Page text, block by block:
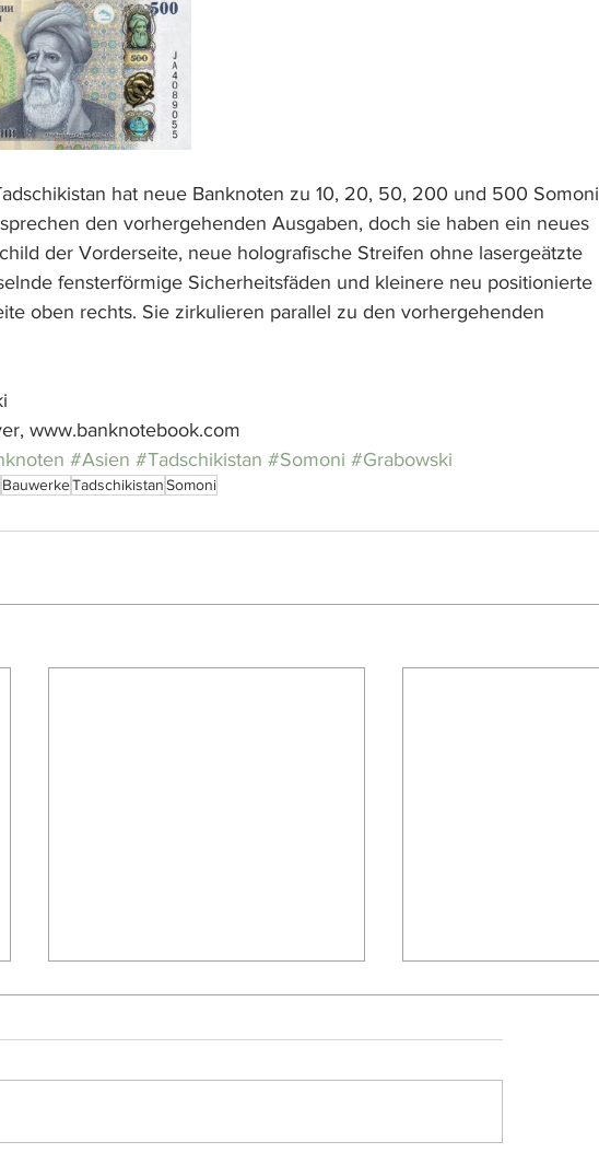
hat neue Banknoten zu 10, 20, 50, 200 und 500 Somoni
den vorhergehenden Ausgaben, doch sie haben ein neues
der Vorderseite, neue holografische Streifen ohne lasergeätzte
fensterförmige Sicherheitsfäden und kleinere neu positionierte
oben rechts. Sie zirkulieren parallel zu den vorhergehenden
www.banknotebook.com
#Asien #Tadschikistan #Somoni #Grabowski
BauwerkeTadschikistanSomoni